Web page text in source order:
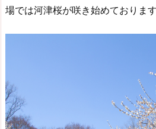
場では河津桜が咲き始めております